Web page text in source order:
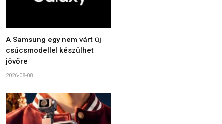
A Samsung egy nem várt új
csúcsmodellel készülhet
jövőre
2026-08-08